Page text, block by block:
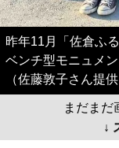
昨年11月「佐倉ふ
ベンチ型モニュメ
（佐藤敦子さん提供
まだまだ
↓